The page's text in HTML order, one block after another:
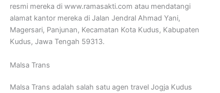
resmi mereka di www.ramasakti.com atau mendatangi
alamat kantor mereka di Jalan Jendral Ahmad Yani,
Magersari, Panjunan, Kecamatan Kota Kudus, Kabupaten
Kudus, Jawa Tengah 59313.
Malsa Trans
Malsa Trans adalah salah satu agen travel Jogja Kudus